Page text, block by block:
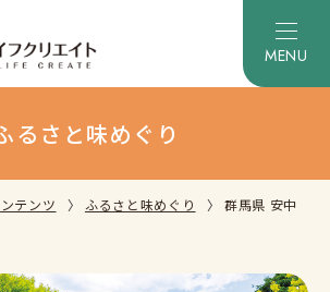
るさと味めぐり
テンツ ふるさと味めぐり
群馬県 安中